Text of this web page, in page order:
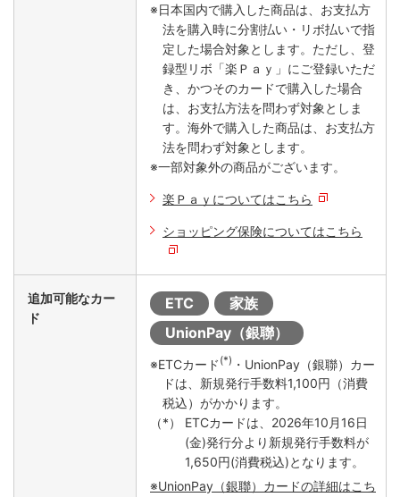
※日本国内で購入した商品は、お支払方
法を購入時に分割払い・リボ払いで指
定した場合対象とします。ただし、登
録型リボ「楽Ｐａｙ」にご登録いただ
き、かつそのカードで購入した場合
は、お支払方法を問わず対象としま
す。海外で購入した商品は、お支払方
法を問わず対象とします。
※一部対象外の商品がございます。
楽Ｐａｙについてはこちら
ショッピング保険についてはこちら
追加可能なカー
ド
ETC
家族
UnionPay（銀聯）
※ETCカード (*) ・UnionPay（銀聯）カー
ドは、新規発行手数料1,100円（消費
税込）がかかります。
ETCカードは、2026年10月16日
(金)発行分より新規発行手数料が
1,650円(消費税込)となります。
※UnionPay（銀聯）カードの詳細はこち